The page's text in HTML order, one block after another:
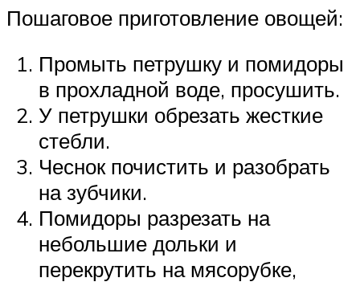
Пошаговое приготовление овощей:
Промыть петрушку и помидоры
в прохладной воде, просушить.
У петрушки обрезать жесткие
стебли.
Чеснок почистить и разобрать
на зубчики.
Помидоры разрезать на
небольшие дольки и
перекрутить на мясорубке,